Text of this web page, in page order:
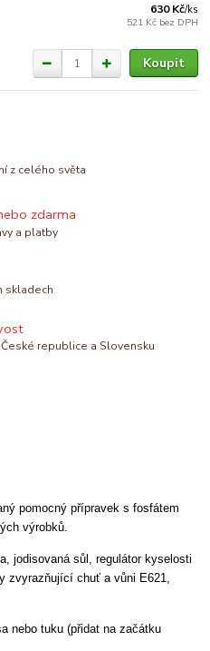
630 Kč/ks
521 Kč bez DPH
Koupit
z celého světa
zdarma
a platby
skladech
republice a Slovensku
pomocný přípravek s fosfátem
výrobků.
jodisovaná sůl, regulátor kyselosti
zvyrazňující chuť a vůni E621,
nebo tuku (přidat na začátku